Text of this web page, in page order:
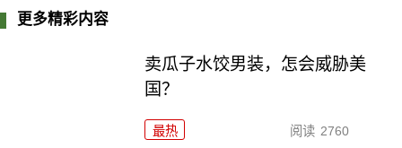
更多精彩内容
卖瓜子水饺男装，怎会威胁美
国？
最热 阅读 2760